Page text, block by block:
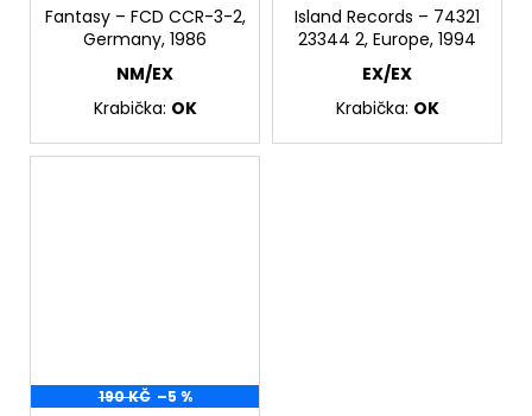
Fantasy – FCD CCR-3-2,
Germany, 1986
NM/EX
Krabička: OK
Island Records – 74321
23344 2, Europe, 1994
EX/EX
Krabička: OK
190 KČ –5 %